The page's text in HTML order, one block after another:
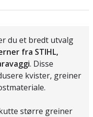
du et bredt utvalg
fra STIHL,
. Disse
kvister, greiner
større greiner